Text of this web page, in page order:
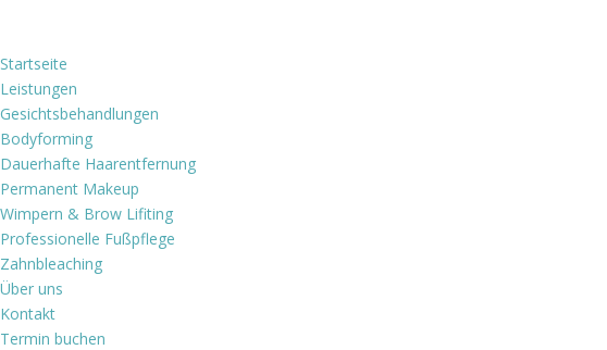
Startseite
Leistungen
Gesichtsbehandlungen
Bodyforming
Dauerhafte Haarentfernung
Permanent Makeup
Wimpern & Brow Lifiting
Professionelle Fußpflege
Zahnbleaching
Über uns
Kontakt
Termin buchen